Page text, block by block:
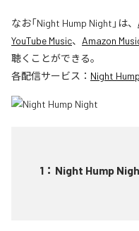
なお「Night Hump Night 」は、
YouTube Music、 Amazon
聴くことができる。
各配信サービス： Night
1 ： Night Hump